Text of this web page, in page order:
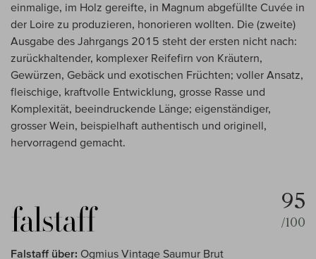
einmalige, im Holz gereifte, in Magnum abgefüllte Cuvée in
der Loire zu produzieren, honorieren wollten. Die (zweite)
Ausgabe des Jahrgangs 2015 steht der ersten nicht nach:
zurückhaltender, komplexer Reifefirn von Kräutern,
Gewürzen, Gebäck und exotischen Früchten; voller Ansatz,
fleischige, kraftvolle Entwicklung, grosse Rasse und
Komplexität, beeindruckende Länge; eigenständiger,
grosser Wein, beispielhaft authentisch und originell,
hervorragend gemacht.
95
/100
Falstaff über: Ogmius Vintage Saumur Brut